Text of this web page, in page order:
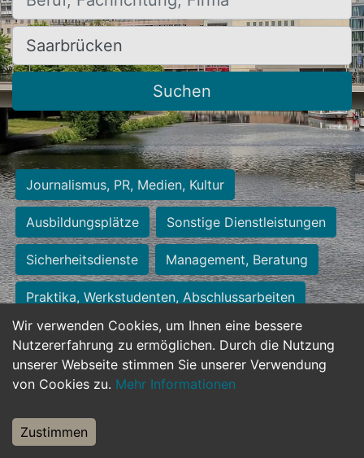
Wir verwenden Cookies, um Ihnen eine bessere
Nutzererfahrung zu ermöglichen. Durch die Nutzung
unserer Webseite stimmen Sie unserer Verwendung
von Cookies zu. Mehr Informationen
Zustimmen
Ort, Stadt
Suchen
Journalismus, PR, Medien, Kultur
Ausbildungsplätze Sonstige Dienstleistungen
Sicherheitsdienste Management, Beratung
Praktika, Werkstudenten, Abschlussarbeiten
Personalwesen Assistenz, Sekretariat
Hilfskräfte, Aushilfs- und Nebenjobs
Weiterbildung, Studium, duale Ausbildung